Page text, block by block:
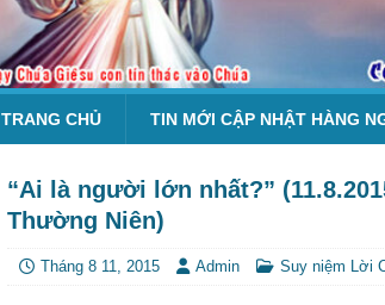
TRANG CHỦ TIN MỚI CẬP NHẬT HÀNG
“Ai là người lớn nhất?”
Thường Niên)
Tháng 8 11, 2015 Admin Suy niệm Lời